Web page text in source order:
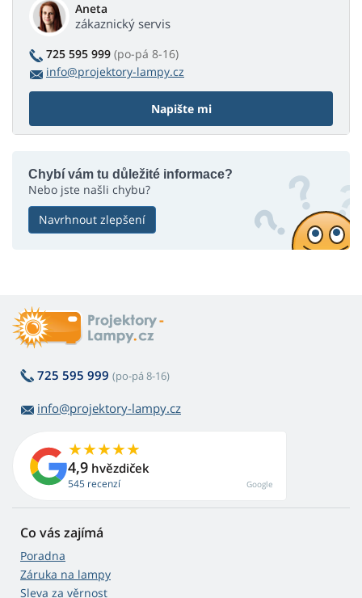
Aneta
zákaznický servis
725 595 999 (po-pá 8-16)
info@projektory-lampy.cz
Napište mi
Chybí vám tu důležité informace?
Nebo jste našli chybu?
Navrhnout zlepšení
725 595 999 (po-pá 8-16)
info@projektory-lampy.cz
4,9 hvězdiček
545 recenzí Google
Co vás zajímá
Poradna
Záruka na lampy
Sleva za věrnost